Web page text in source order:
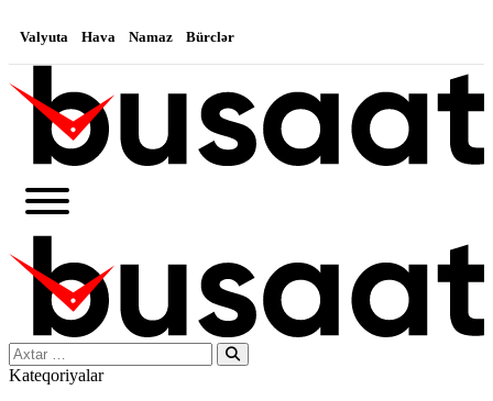
Valyuta Hava Namaz Bürclər
Search…
Kateqoriyalar